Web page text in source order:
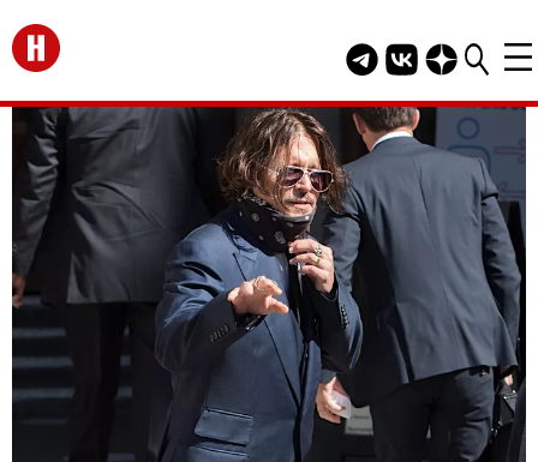
Перейти на главную
Telegram канал
Группа HELLO
Канал